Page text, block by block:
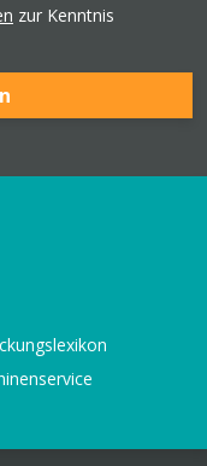
zur Kenntnis